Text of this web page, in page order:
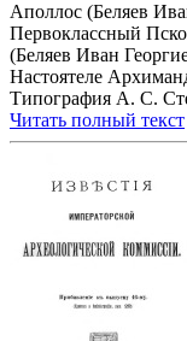
Аполлос (Беляев
Первоклассный
(Беляев Иван
Настоятеле
Типография А. С.
Читать полный текст